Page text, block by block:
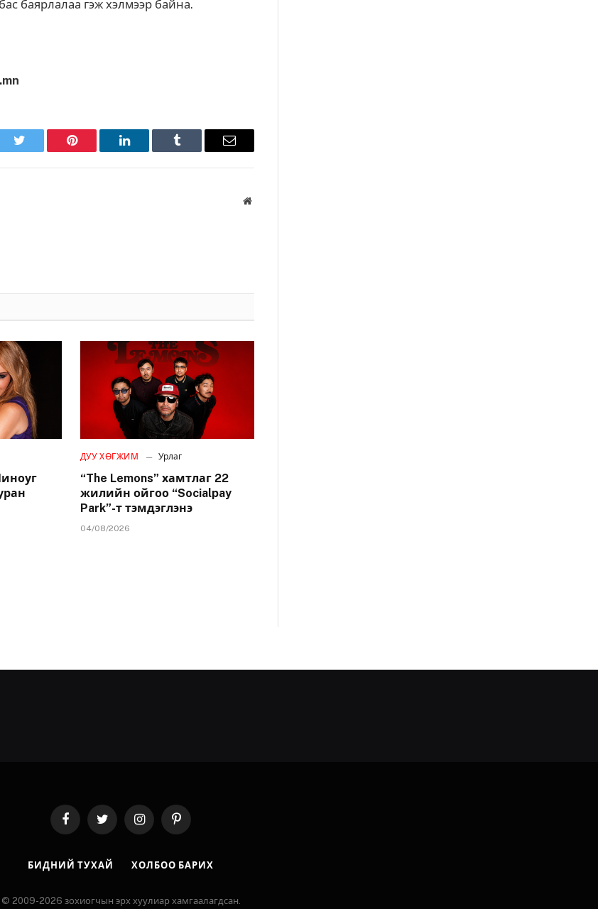
баярлалаа гэж хэлмээр байна.
Twitter Pinterest LinkedIn Tumblr Имэйл
Вэбсайт
ДУУ ХӨГЖИМ Урлаг
“The Lemons” хамтлаг 22
жилийн ойгоо “Socialpay
Park”-т тэмдэглэнэ
04/08/2026
FacebookTwitter InstagramPinterest
БИДНИЙ ТУХАЙ ХОЛБОО БАРИХ
© 2009-2026 зохиогчын эрх хуулиар хамгаалагдсан.